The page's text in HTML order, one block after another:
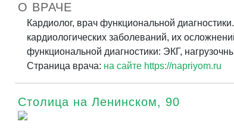
О ВРАЧЕ
Кардиолог, врач функциональной
кардиологических заболеваний, их
функциональной диагностики: ЭКГ,
Страница врача: на сайте https://napriyom.ru
Столица на Ленинском, 90